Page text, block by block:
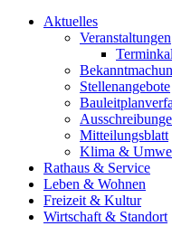
Aktuelles
Veranstaltungen
Stellenangebote
Mitteilungsblatt
Klima &
Rathaus & Service
Leben & Wohnen
Freizeit & Kultur
Wirtschaft & Standort